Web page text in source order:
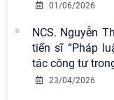
01/06/2026
NCS. Nguyễn
tiến sĩ “Pháp
tác công tư
23/04/2026